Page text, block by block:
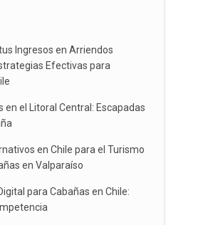
Ingresos en Arriendos
Efectivas para
en el Litoral Central: Escapadas
en Chile para el Turismo
en Valparaíso
para Cabañas en Chile: